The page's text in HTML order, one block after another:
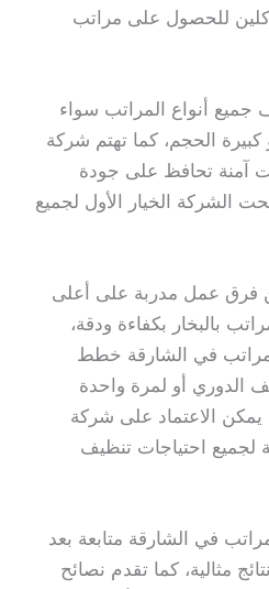
كلين للحصول على مراتب
جميع أنواع المراتب سواء
الحجم، كما تهتم شركة
آمنة تحافظ على جودة
الشركة الخيار الأول لجميع
فرق عمل مدربة على أعلى
بالبخار بكفاءة ودقة،
في الشارقة خطط
الدوري أو لمرة واحدة
الاعتماد على شركة
احتياجات تنظيف
في الشارقة متابعة بعد
مثالية، كما تقدم نصائح